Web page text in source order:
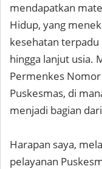
mendapatkan
Hidup, yang
kesehatan
hingga lanjut usia.
Permenkes
Puskesmas, di
menjadi bagian
Harapan saya,
pelayanan